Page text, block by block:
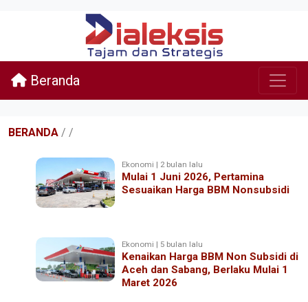
Beranda
BERANDA / /
Ekonomi | 2 bulan lalu
Mulai 1 Juni 2026, Pertamina
Sesuaikan Harga BBM Nonsubsidi
Ekonomi | 5 bulan lalu
Kenaikan Harga BBM Non Subsidi di
Aceh dan Sabang, Berlaku Mulai 1
Maret 2026